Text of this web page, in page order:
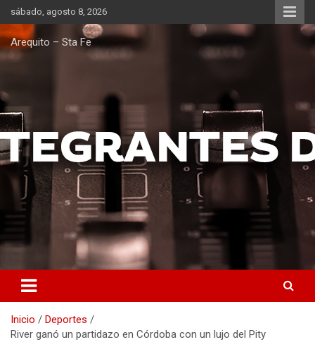
Saltar
al
contenido
sábado, agosto 8, 2026
Arequito – Sta Fe
Inicio
Deportes
River ganó un partidazo en Córdoba con un lujo del Pity